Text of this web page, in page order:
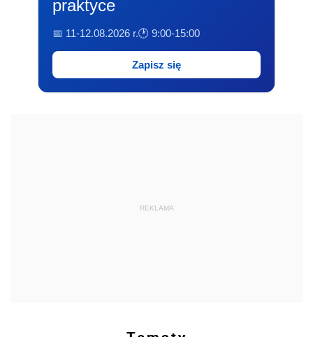
praktyce
📅 11-12.08.2026 r.🕐 9:00-15:00
Zapisz się
REKLAMA